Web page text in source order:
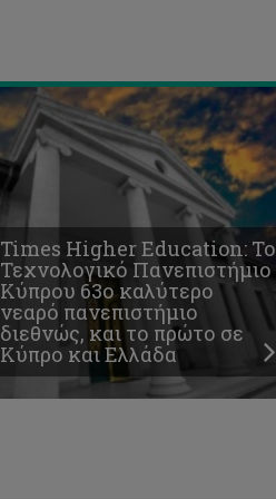
Times Higher Education: To
Τεχνολογικό Πανεπιστήμιο
Κύπρου 63ο καλύτερο
νεαρό πανεπιστήμιο
διεθνώς, και το πρώτο σε
Κύπρο και Ελλάδα